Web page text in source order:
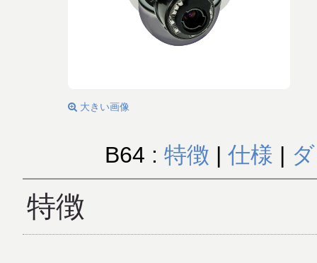
大きい画像
B64 : 特徴 | 仕様 |
特徴